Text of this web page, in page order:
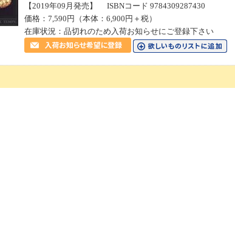
【2019年09月発売】 ISBNコード 9784309287430
価格：7,590円（本体：6,900円＋税）
在庫状況：品切れのため入荷お知らせにご登録下さい